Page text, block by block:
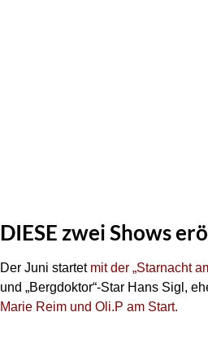
DIESE zwei Shows
Der Juni startet mit der „Starnacht
und „Bergdoktor“-Star Hans Sigl,
Marie Reim und Oli.P am Start.